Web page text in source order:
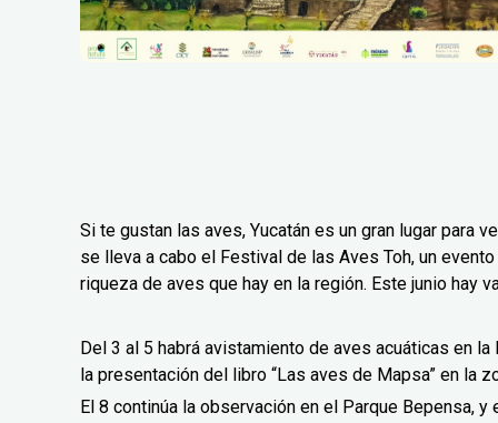
Si te gustan las aves, Yucatán es un gran lugar para
se lleva a cabo el Festival de las Aves Toh, un
riqueza de aves que hay en la región. Este junio hay
Del 3 al 5 habrá avistamiento de aves acuáticas en
la presentación del libro “Las aves de Mapsa” en la
El 8 continúa la observación en el Parque Bepensa,